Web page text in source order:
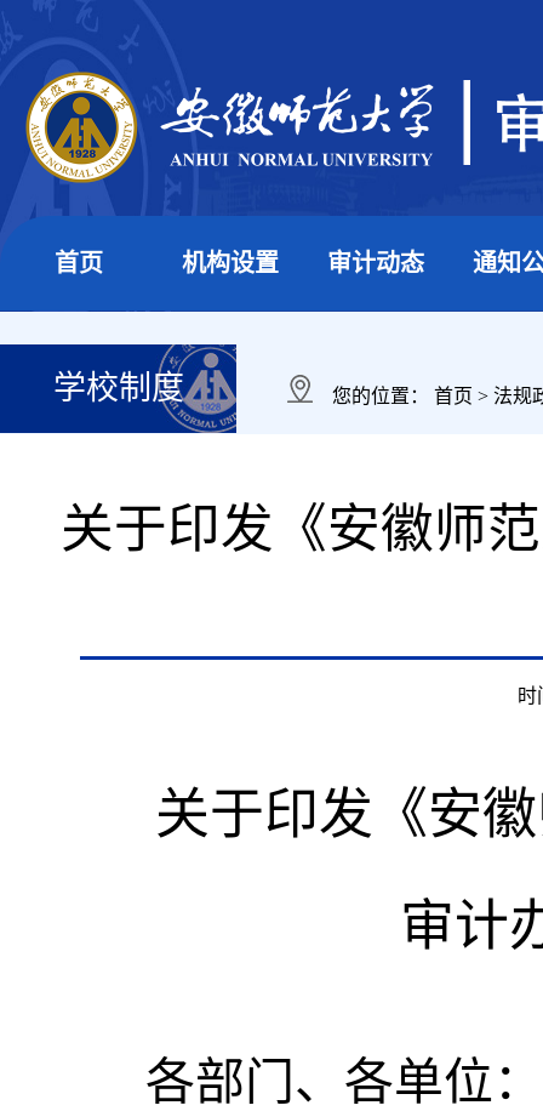
首页 机构设置 审计动态 通知
学校制度 您的位置： 首页 > 法规
关于印发《安徽师
时
关于印发《安
审计
各部门、各单位：